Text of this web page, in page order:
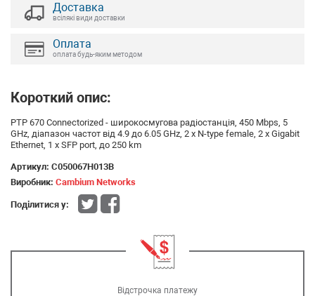
Доставка
всілякі види доставки
Оплата
оплата будь-яким методом
Короткий опис:
PTP 670 Connectorized - широкосмугова радіостанція, 450 Mbps, 5
GHz, діапазон частот від 4.9 до 6.05 GHz, 2 x N-type female, 2 x Gigabit
Ethernet, 1 x SFP port, до 250 km
Артикул: C050067H013B
Виробник: Cambium Networks
Поділитися у:
Відстрочка платежу